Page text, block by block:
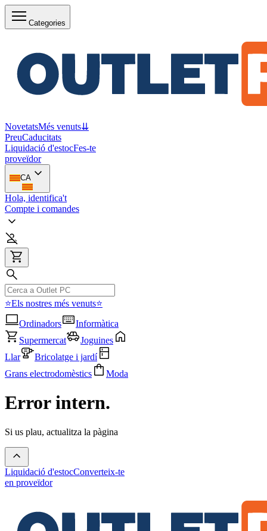
Categories
NovetatsMés venuts⇊
PreuCaducitats
Liquidació d'estocFes-te
proveïdor
CA
Hola, identifica't
Compte i comandes
⭐Els nostres més venuts⭐
Ordinadors
Informàtica
Supermercat
Joguines
Llar
Bricolatge i jardí
Grans electrodomèstics
Moda
Error intern.
Si us plau, actualitza la pàgina
Liquidació d'estocConverteix-te
en proveïdor